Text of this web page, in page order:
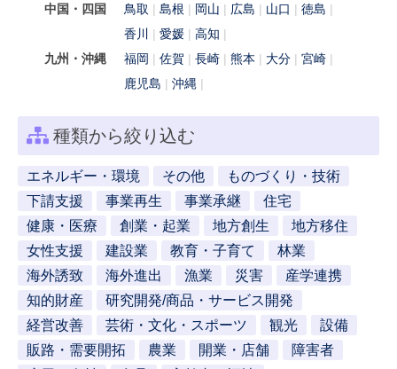
中国・四国
鳥取 島根 岡山 広島 山口
徳島
香川
愛媛
高知
九州・沖縄
福岡 佐賀 長崎 熊本 大分
宮崎
鹿児島
沖縄
種類から絞り込む
エネルギー・環境 その他
ものづくり・技術
下請支援
事業再生 事業承継
住宅
健康・医療
創業・起業 地方創生
地方移住
女性支援
建設業 教育・子育て
林業
海外誘致
海外進出 漁業 災害
産学連携
知的財産
研究開発/商品・サービス開発
経営改善
芸術・文化・スポーツ 観光
設備
販路・需要開拓
農業 開業・店舗
障害者